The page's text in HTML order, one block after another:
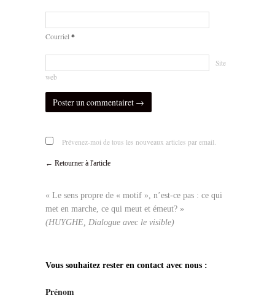
Courriel *
Site
web
Prévenez-moi de tous les nouveaux articles par email.
← Retourner à l'article
« Le sens propre de « motif », n’est-ce pas : ce qui
met en marche, ce qui meut et émeut? »
(HUYGHE, Dialogue avec le visible)
Vous souhaitez rester en contact avec nous :
Prénom